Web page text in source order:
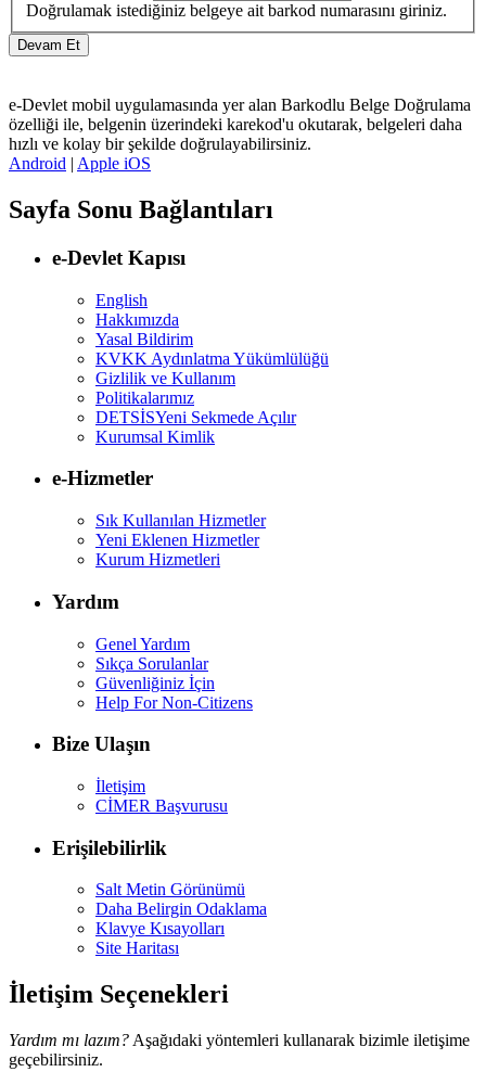
Doğrulamak istediğiniz belgeye ait barkod numarasını giriniz.
e-Devlet mobil uygulamasında yer alan Barkodlu Belge Doğrulama
özelliği ile, belgenin üzerindeki karekod'u okutarak, belgeleri daha
hızlı ve kolay bir şekilde doğrulayabilirsiniz.
Android | Apple iOS
Sayfa Sonu Bağlantıları
e-Devlet Kapısı
English
Hakkımızda
Yasal Bildirim
KVKK Aydınlatma Yükümlülüğü
Gizlilik ve Kullanım
Politikalarımız
DETSİSYeni Sekmede Açılır
Kurumsal Kimlik
e-Hizmetler
Sık Kullanılan Hizmetler
Yeni Eklenen Hizmetler
Kurum Hizmetleri
Yardım
Genel Yardım
Sıkça Sorulanlar
Güvenliğiniz İçin
Help For Non-Citizens
Bize Ulaşın
İletişim
CİMER Başvurusu
Erişilebilirlik
Salt Metin Görünümü
Daha Belirgin Odaklama
Klavye Kısayolları
Site Haritası
İletişim Seçenekleri
Yardım mı lazım? Aşağıdaki yöntemleri kullanarak bizimle iletişime
geçebilirsiniz.